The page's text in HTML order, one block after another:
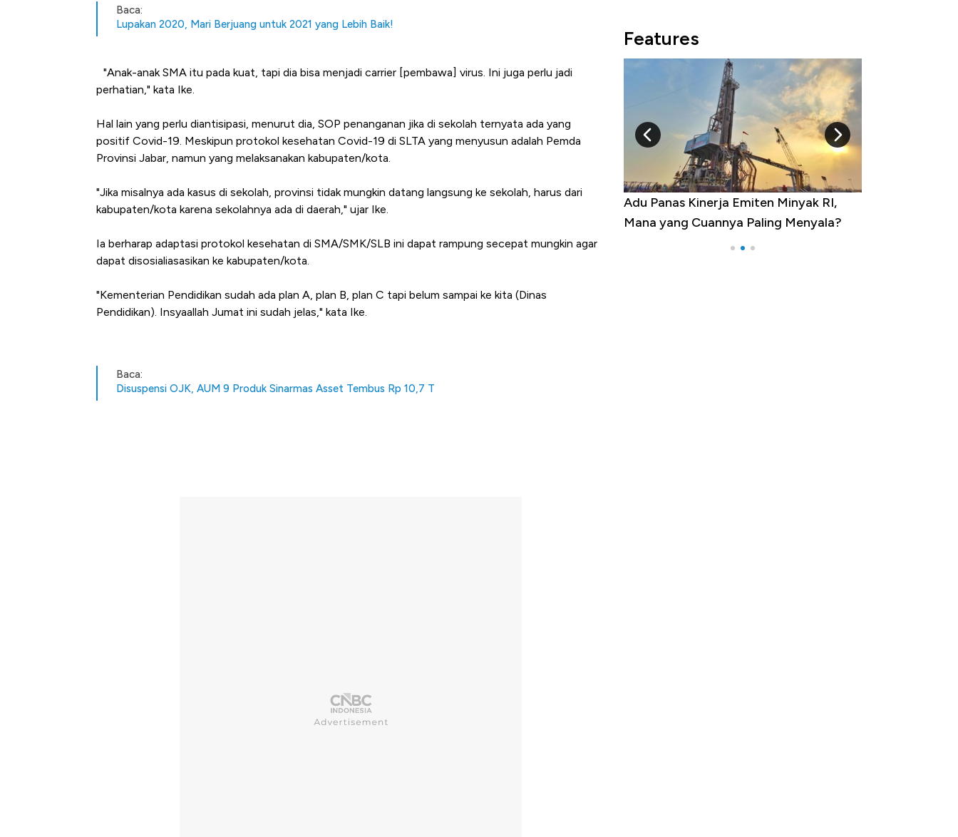
Baca:
Lupakan 2020, Mari Berjuang untuk 2021 yang Lebih Baik!
"Anak-anak SMA itu pada kuat, tapi dia bisa menjadi carrier [pembawa] virus. Ini juga perlu jadi
perhatian," kata Ike.
Hal lain yang perlu diantisipasi, menurut dia, SOP penanganan jika di sekolah ternyata ada yang
positif Covid-19. Meskipun protokol kesehatan Covid-19 di SLTA yang menyusun adalah Pemda
Provinsi Jabar, namun yang melaksanakan kabupaten/kota.
"Jika misalnya ada kasus di sekolah, provinsi tidak mungkin datang langsung ke sekolah, harus dari
kabupaten/kota karena sekolahnya ada di daerah," ujar Ike.
Ia berharap adaptasi protokol kesehatan di SMA/SMK/SLB ini dapat rampung secepat mungkin agar
dapat disosialiasasikan ke kabupaten/kota.
"Kementerian Pendidikan sudah ada plan A, plan B, plan C tapi belum sampai ke kita (Dinas
Pendidikan). Insyaallah Jumat ini sudah jelas," kata Ike.
Baca:
Disuspensi OJK, AUM 9 Produk Sinarmas Asset Tembus Rp 10,7 T
Features
Kongo Tutup Keran Ekspor, Harga
Adu Panas Kinerja Emiten Minyak RI,
10 Provinsi dengan Tingkat
Pengangguran Tertinggi, Ada Jakarta